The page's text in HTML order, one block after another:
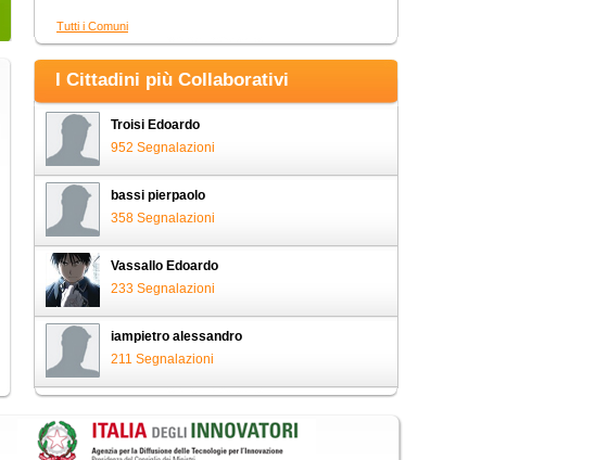
Tutti i Comuni
I Cittadini più Collaborativi
Troisi Edoardo
952 Segnalazioni
bassi pierpaolo
358 Segnalazioni
Vassallo Edoardo
233 Segnalazioni
iampietro alessandro
211 Segnalazioni